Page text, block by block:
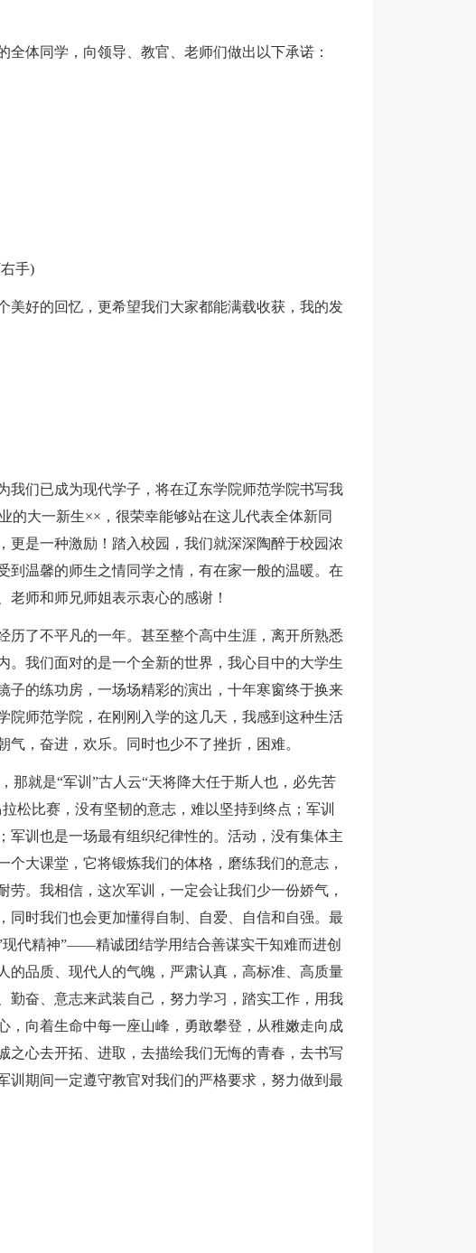
体同学，向领导、教官、老师们做出以下承诺：
手)
好的回忆，更希望我们大家都能满载收获，我的发
们已成为现代学子，将在辽东学院师范学院书写我
的大一新生××，很荣幸能够站在这儿代表全体新同
更是一种激励！踏入校园，我们就深深陶醉于校园浓
到温馨的师生之情同学之情，有在家一般的温暖。在
师和师兄师姐表示衷心的感谢！
了不平凡的一年。甚至整个高中生涯，离开所熟悉
。我们面对的是一个全新的世界，我心目中的大学生
子的练功房，一场场精彩的演出，十年寒窗终于换来
院师范学院，在刚刚入学的这几天，我感到这种生活
，奋进，欢乐。同时也少不了挫折，困难。
就是“军训”古人云“天将降大任于斯人也，必先苦
松比赛，没有坚韧的意志，难以坚持到终点；军训
军训也是一场最有组织纪律性的。活动，没有集体主
大课堂，它将锻炼我们的体格，磨练我们的意志，
。我相信，这次军训，一定会让我们少一份娇气，
同时我们也会更加懂得自制、自爱、自信和自强。最
代精神”——精诚团结学用结合善谋实干知难而进创
的品质、现代人的气魄，严肃认真，高标准、高质量
勤奋、意志来武装自己，努力学习，踏实工作，用我
，向着生命中每一座山峰，勇敢攀登，从稚嫩走向成
之心去开拓、进取，去描绘我们无悔的青春，去书写
训期间一定遵守教官对我们的严格要求，努力做到最